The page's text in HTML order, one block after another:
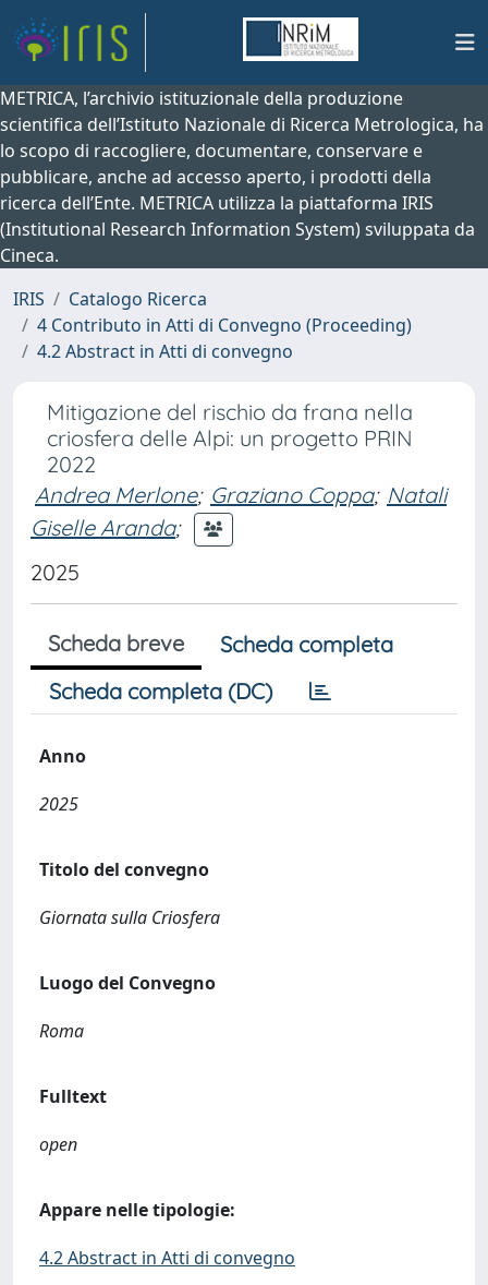
METRICA, l’archivio istituzionale della produzione
scientifica dell’Istituto Nazionale di Ricerca Metrologica, ha
lo scopo di raccogliere, documentare, conservare e
pubblicare, anche ad accesso aperto, i prodotti della
ricerca dell’Ente. METRICA utilizza la piattaforma IRIS
(Institutional Research Information System) sviluppata da
Cineca.
IRIS
Catalogo Ricerca
4 Contributo in Atti di Convegno (Proceeding)
4.2 Abstract in Atti di convegno
Mitigazione del rischio da frana nella
criosfera delle Alpi: un progetto PRIN
2022
Andrea Merlone; Graziano Coppa; Natali
Giselle Aranda;
2025
Scheda breve
Scheda completa
Scheda completa (DC)
Anno
2025
Titolo del convegno
Giornata sulla Criosfera
Luogo del Convegno
Roma
Fulltext
open
Appare nelle tipologie:
4.2 Abstract in Atti di convegno